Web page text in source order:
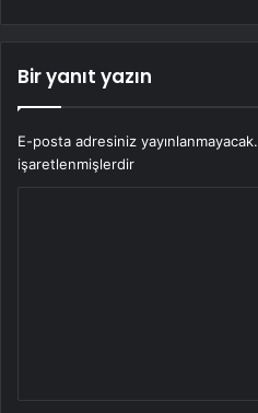
Bir yanıt yazın
E-posta adresiniz yayınlanmayacak.
işaretlenmişlerdir